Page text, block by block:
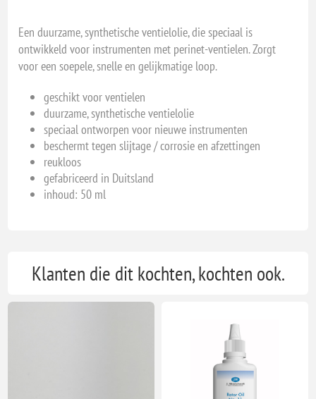
Een duurzame, synthetische ventielolie, die speciaal is
ontwikkeld voor instrumenten met perinet-ventielen. Zorgt
voor een soepele, snelle en gelijkmatige loop.
geschikt voor ventielen
duurzame, synthetische ventielolie
speciaal ontworpen voor nieuwe instrumenten
beschermt tegen slijtage / corrosie en afzettingen
reukloos
gefabriceerd in Duitsland
inhoud: 50 ml
Klanten die dit kochten, kochten ook.